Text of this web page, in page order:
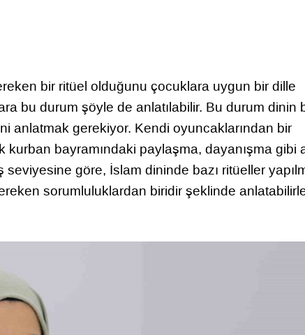
bir ritüel olduğunu çocuklara uygun bir dille
bu durum şöyle de anlatılabilir. Bu durum dinin
anlatmak gerekiyor. Kendi oyuncaklarından bir
bayramındaki paylaşma, dayanışma gibi
göre, İslam dininde bazı ritüeller
sorumluluklardan biridir şeklinde